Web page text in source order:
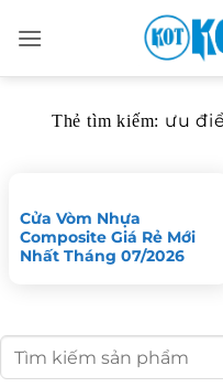
qua
Thẻ tìm kiếm: ưu
Cửa Vòm Nhựa
Composite Giá Rẻ Mới
Nhất Tháng 07/2026